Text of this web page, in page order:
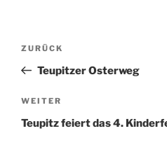
Beitragsnavigation
Vorheriger
Beitrag
ZURÜCK
Teupitzer Osterweg
Nächster
Beitrag
WEITER
Teupitz feiert das 4.